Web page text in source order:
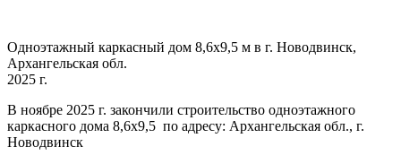
Одноэтажный каркасный дом 8,6х9,5 м в г. Новодвинск,
Архангельская обл.
2025 г.
В ноябре 2025 г. закончили строительство одноэтажного
каркасного дома 8,6х9,5 по адресу: Архангельская обл., г.
Новодвинск